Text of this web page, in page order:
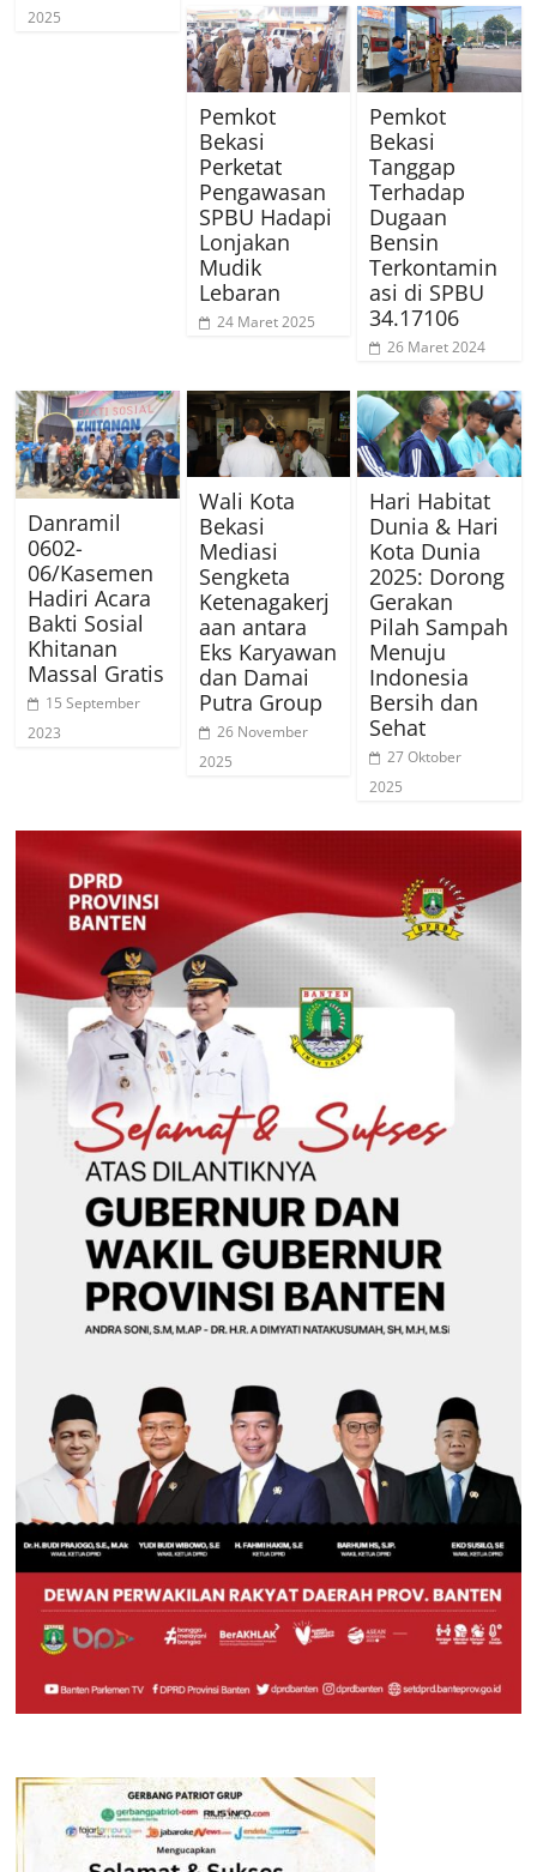
2025
Pemkot
Bekasi
Perketat
Pengawasan
SPBU Hadapi
Lonjakan
Mudik
Lebaran
24 Maret 2025
Pemkot
Bekasi
Tanggap
Terhadap
Dugaan
Bensin
Terkontamin
asi di SPBU
34.17106
26 Maret 2024
Danramil
0602-
06/Kasemen
Hadiri Acara
Bakti Sosial
Khitanan
Massal Gratis
15 September
2023
Wali Kota
Bekasi
Mediasi
Sengketa
Ketenagakerj
aan antara
Eks Karyawan
dan Damai
Putra Group
26 November
2025
Hari Habitat
Dunia & Hari
Kota Dunia
2025: Dorong
Gerakan
Pilah Sampah
Menuju
Indonesia
Bersih dan
Sehat
27 Oktober
2025